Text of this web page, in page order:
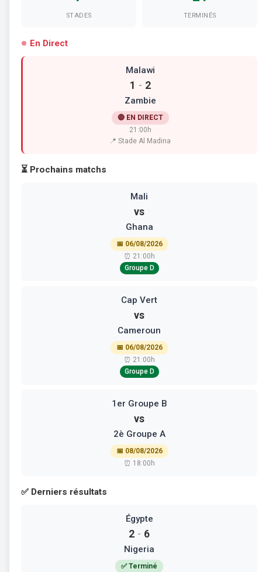
STADES TERMINÉS
En Direct
Malawi
1 - 2
Zambie
🔴 EN DIRECT
21:00h
📍 Stade Al Madina
⏳ Prochains matchs
Mali
vs
Ghana
📅 06/08/2026
⏰ 21:00h
Groupe D
Cap Vert
vs
Cameroun
📅 06/08/2026
⏰ 21:00h
Groupe D
1er Groupe B
vs
2è Groupe A
📅 08/08/2026
⏰ 18:00h
✅ Derniers résultats
Égypte
2 - 6
Nigeria
✅ Terminé